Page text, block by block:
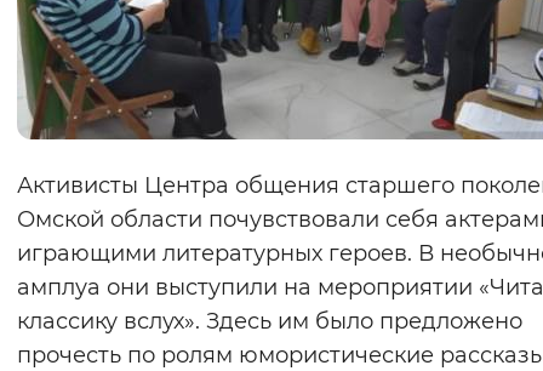
Изображения
Включены Выключены
Воспроизвести Остановить
Вернуть стандартные настройки
Активисты Центра общения старшего
Омской области почувствовали себя
играющими литературных героев. В
амплуа они выступили на мероприятии
классику вслух». Здесь им было предложено
прочесть по ролям юмористические